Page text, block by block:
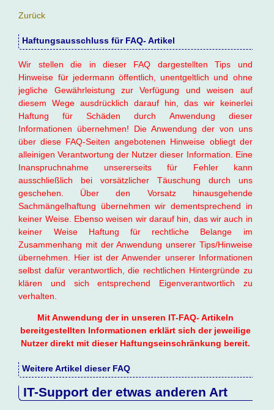
Zurück
Haftungsausschluss für FAQ- Artikel
Wir stellen die in dieser FAQ dargestellten Tips und
Hinweise für jedermann öffentlich, unentgeltlich und ohne
jegliche Gewährleistung zur Verfügung und weisen auf
diesem Wege ausdrücklich darauf hin, das wir keinerlei
Haftung für Schäden durch Anwendung dieser
Informationen übernehmen! Die Anwendung der von uns
über diese FAQ-Seiten angebotenen Hinweise obliegt der
alleinigen Verantwortung der Nutzer dieser Information. Eine
Inanspruchnahme unsererseits für Fehler kann
ausschließlich bei vorsätzlicher Täuschung durch uns
geschehen. Über den Vorsatz hinausgehende
Sachmängelhaftung übernehmen wir dementsprechend in
keiner Weise. Ebenso weisen wir darauf hin, das wir auch in
keiner Weise Haftung für rechtliche Belange im
Zusammenhang mit der Anwendung unserer Tips/Hinweise
übernehmen. Hier ist der Anwender unserer Informationen
selbst dafür verantwortlich, die rechtlichen Hintergründe zu
klären und sich entsprechend Eigenverantwortlich zu
verhalten.
Mit Anwendung der in unseren IT-FAQ- Artikeln
bereitgestellten Informationen erklärt sich der jeweilige
Nutzer direkt mit dieser Haftungseinschränkung bereit.
Weitere Artikel dieser FAQ
IT-Support der etwas anderen Art